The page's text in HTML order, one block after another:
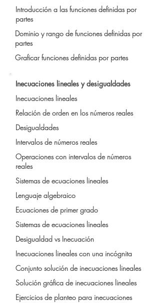
Introducción a las funciones definidas por
partes
Dominio y rango de funciones definidas por
partes
Graficar funciones definidas por partes
Inecuaciones lineales y desigualdades
Inecuaciones lineales
Relación de orden en los números reales
Desigualdades
Intervalos de números reales
Operaciones con intervalos de números
reales
Sistemas de ecuaciones lineales
Lenguaje algebraico
Ecuaciones de primer grado
Sistemas de ecuaciones lineales
Desigualdad vs Inecuación
Inecuaciones lineales con una incógnita
Conjunto solución de inecuaciones lineales
Solución gráfica de inecuaciones lineales
Ejercicios de planteo para inecuaciones